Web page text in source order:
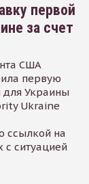
первой
за счет
США
первую
Украины
Ukraine
ссылкой на
с ситуацией